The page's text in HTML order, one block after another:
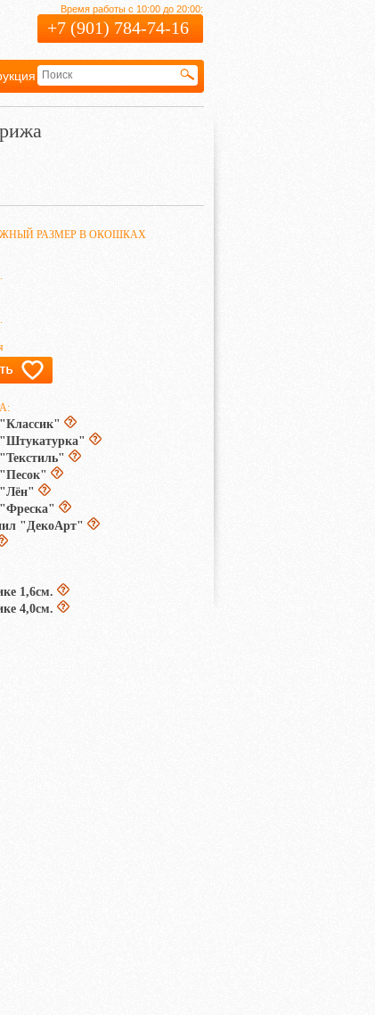
Время работы с 10:00 до 20:00:
+7 (901) 784-74-16
РАЗМЕР В ОКОШКАХ
"Лён"
"ДекоАрт"
1,6см.
4,0см.